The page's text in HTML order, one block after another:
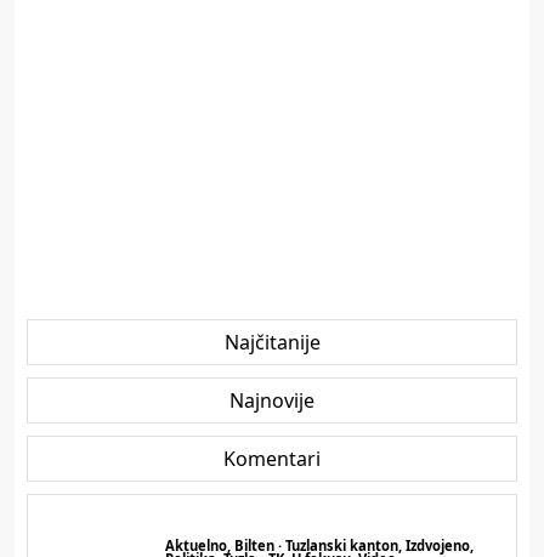
Najčitanije
Najnovije
Komentari